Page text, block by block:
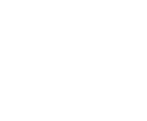
bufetu,